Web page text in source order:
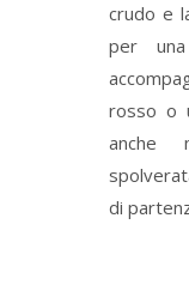
crudo e
per
rosso o
anche
di